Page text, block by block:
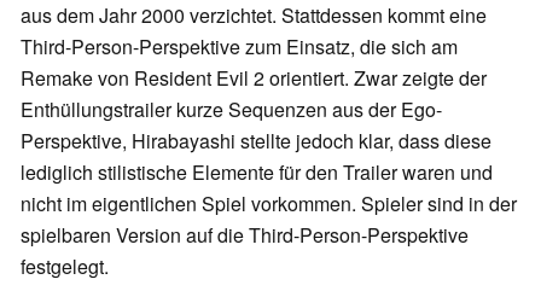
aus dem Jahr 2000 verzichtet. Stattdessen kommt eine
Third-Person-Perspektive zum Einsatz, die sich am
Remake von Resident Evil 2 orientiert. Zwar zeigte der
Enthüllungstrailer kurze Sequenzen aus der Ego-
Perspektive, Hirabayashi stellte jedoch klar, dass diese
lediglich stilistische Elemente für den Trailer waren und
nicht im eigentlichen Spiel vorkommen. Spieler sind in der
spielbaren Version auf die Third-Person-Perspektive
festgelegt.